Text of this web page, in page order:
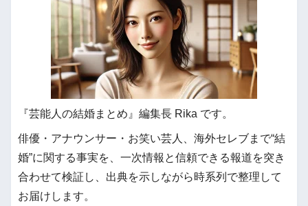
『芸能人の結婚まとめ』編集長 Rika です。
俳優・アナウンサー・お笑い芸人、海外セレブまで“結
婚”に関する事実を、一次情報と信頼できる報道を突き
合わせて検証し、出典を示しながら時系列で整理して
お届けします。